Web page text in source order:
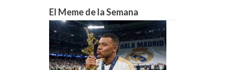
El Meme de la Semana